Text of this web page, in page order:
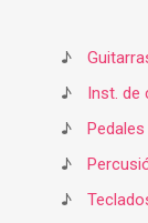
♪
♪
Inst. de
♪
Pedales
♪
♪